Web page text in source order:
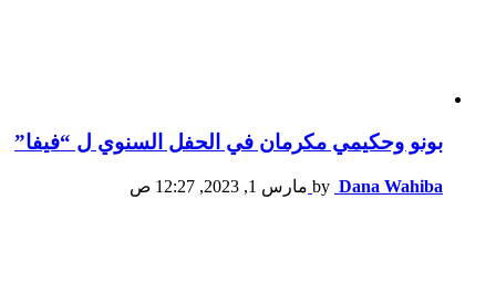
بونو وحكيمي مكرمان في الحفل السنوي ل “فيفا”
by Dana Wahiba مارس 1, 2023, 12:27 ص